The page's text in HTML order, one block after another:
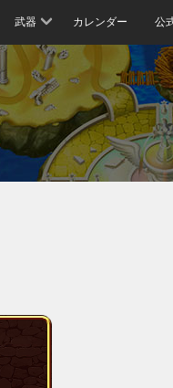
武器 カレンダー 公